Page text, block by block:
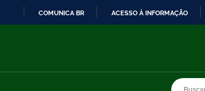
COMUNICA BR ACESSO À INFORMAÇÃO